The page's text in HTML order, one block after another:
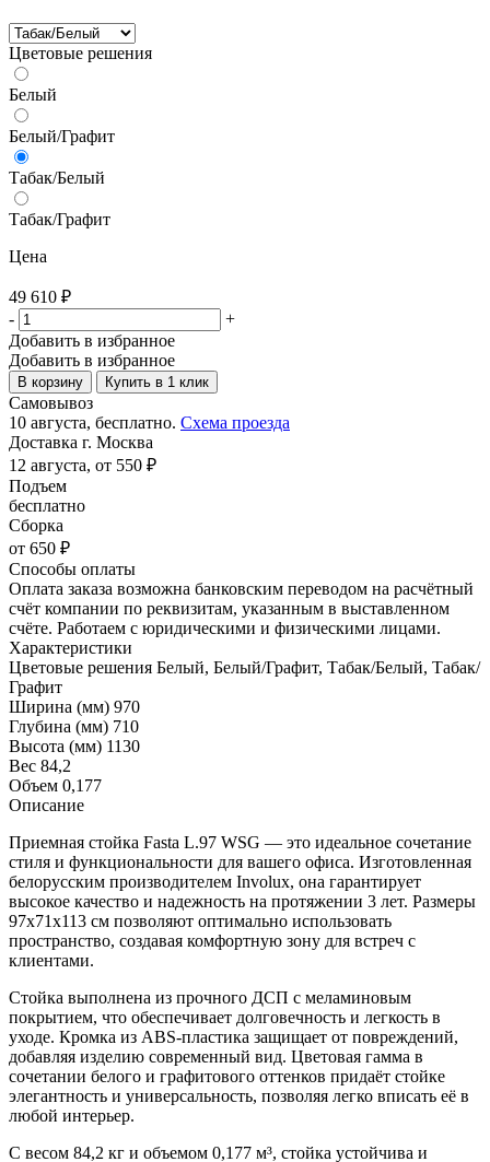
Цветовые решения
Белый
Белый/Графит
Табак/Белый
Табак/Графит
Цена
49 610 ₽
-
+
Добавить в избранное
Добавить в избранное
В корзину Купить в 1 клик
Самовывоз
10 августа, бесплатно. Схема проезда
Доставка г. Москва
12 августа, от 550 ₽
Подъем
бесплатно
Сборка
от 650 ₽
Способы оплаты
Оплата заказа возможна банковским переводом на расчётный
счёт компании по реквизитам, указанным в выставленном
счёте. Работаем с юридическими и физическими лицами.
Характеристики
Цветовые решения Белый, Белый/Графит, Табак/Белый, Табак/
Графит
Ширина (мм) 970
Глубина (мм) 710
Высота (мм) 1130
Вес 84,2
Объем 0,177
Описание
Приемная стойка Fasta L.97 WSG — это идеальное сочетание
стиля и функциональности для вашего офиса. Изготовленная
белорусским производителем Involux, она гарантирует
высокое качество и надежность на протяжении 3 лет. Размеры
97х71х113 см позволяют оптимально использовать
пространство, создавая комфортную зону для встреч с
клиентами.
Стойка выполнена из прочного ДСП с меламиновым
покрытием, что обеспечивает долговечность и легкость в
уходе. Кромка из ABS-пластика защищает от повреждений,
добавляя изделию современный вид. Цветовая гамма в
сочетании белого и графитового оттенков придаёт стойке
элегантность и универсальность, позволяя легко вписать её в
любой интерьер.
С весом 84,2 кг и объемом 0,177 м³, стойка устойчива и